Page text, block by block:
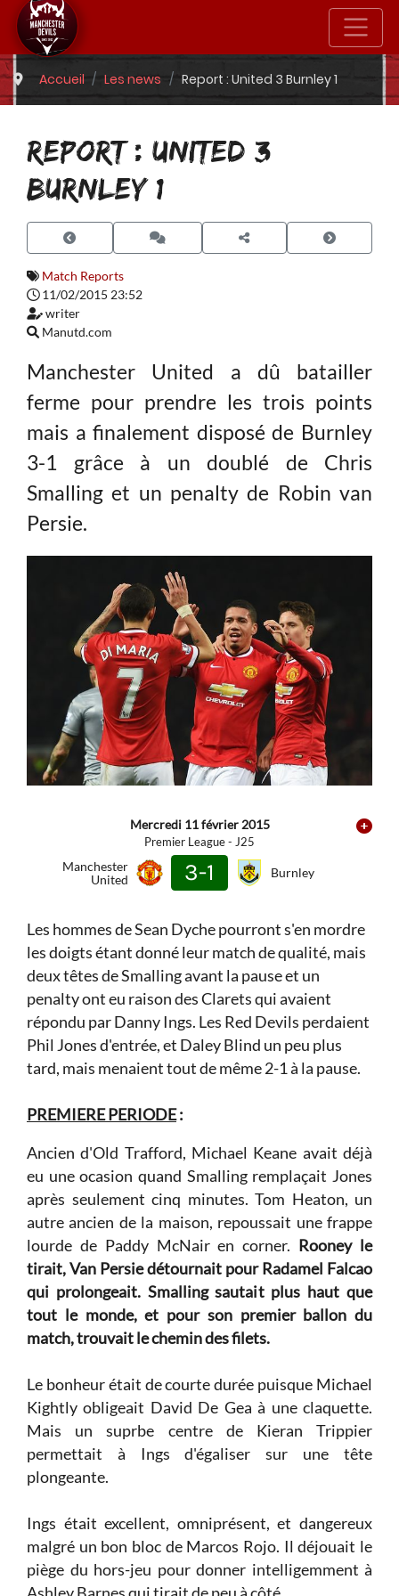
Accueil Les news Report : United 3 Burnley 1
REPORT : UNITED 3
BURNLEY 1
Match Reports
11/02/2015 23:52
writer
Manutd.com
Manchester United a dû batailler
ferme pour prendre les trois points
mais a finalement disposé de Burnley
3-1 grâce à un doublé de Chris
Smalling et un penalty de Robin van
Persie.
Mercredi 11 février 2015
Premier League - J25
Manchester
United
3-1 Burnley
Les hommes de Sean Dyche pourront s'en mordre
les doigts étant donné leur match de qualité, mais
deux têtes de Smalling avant la pause et un
penalty ont eu raison des Clarets qui avaient
répondu par Danny Ings. Les Red Devils perdaient
Phil Jones d'entrée, et Daley Blind un peu plus
tard, mais menaient tout de même 2-1 à la pause.
PREMIERE PERIODE:
Ancien d'Old Trafford, Michael Keane avait déjà
eu une ocasion quand Smalling remplaçait Jones
après seulement cinq minutes. Tom Heaton, un
autre ancien de la maison, repoussait une frappe
lourde de Paddy McNair en corner. Rooney le
tirait, Van Persie détournait pour Radamel Falcao
qui prolongeait. Smalling sautait plus haut que
tout le monde, et pour son premier ballon du
match, trouvait le chemin des filets.
Le bonheur était de courte durée puisque Michael
Kightly obligeait David De Gea à une claquette.
Mais un suprbe centre de Kieran Trippier
permettait à Ings d'égaliser sur une tête
plongeante.
Ings était excellent, omniprésent, et dangereux
malgré un bon bloc de Marcos Rojo. Il déjouait le
piège du hors-jeu pour donner intelligemment à